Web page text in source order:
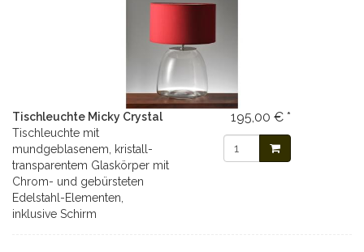
Tischleuchte Micky Crystal
Tischleuchte mit
mundgeblasenem, kristall-
transparentem Glaskörper mit
Chrom- und gebürsteten
Edelstahl-Elementen,
inklusive Schirm
195,00 € *